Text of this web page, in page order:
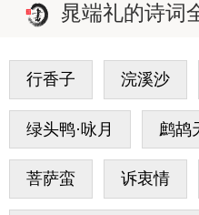
晁端礼的诗词
行香子 浣溪沙
绿头鸭·咏月 鹧鸪
菩萨蛮 诉衷情